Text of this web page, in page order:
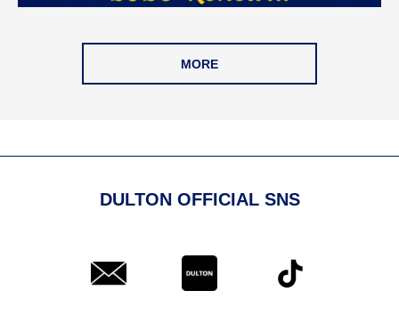
MORE
DULTON OFFICIAL SNS